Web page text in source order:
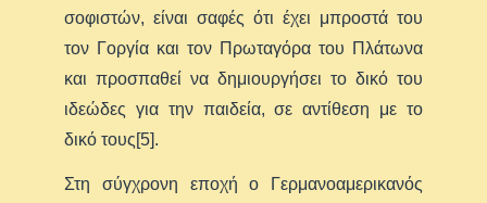
σοφιστών, είναι σαφές ότι έχει μπροστά του
τον Γοργία και τον Πρωταγόρα του Πλάτωνα
και προσπαθεί να δημιουργήσει το δικό του
ιδεώδες για την παιδεία, σε αντίθεση με το
δικό τους[5].
Στη σύγχρονη εποχή ο Γερμανοαμερικανός